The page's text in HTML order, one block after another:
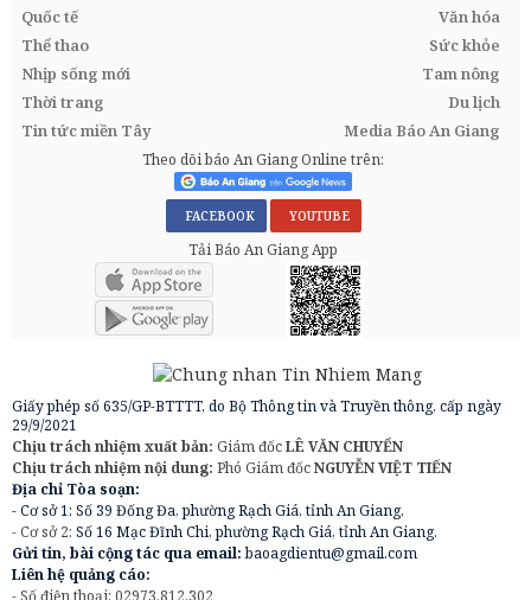
Quốc tế
Văn hóa
Thể thao
Sức khỏe
Nhịp sống mới
Tam nông
Thời trang
Du lịch
Tin tức miền Tây
Media Báo An Giang
Theo dõi báo An Giang Online trên:
FACEBOOK YOUTUBE
Tải Báo An Giang App
Giấy phép số 635/GP-BTTTT, do Bộ Thông tin và Truyền thông, cấp ngày
29/9/2021
Chịu trách nhiệm xuất bản: Giám đốcLÊ VĂN CHUYỂN
Chịu trách nhiệm nội dung: Phó Giám đốcNGUYỄN VIỆT TIẾN
Địa chỉ Tòa soạn:
- Cơ sở 1: Số 39 Đống Đa, phường Rạch Giá, tỉnh An Giang.
- Cơ sở 2: Số 16 Mạc Đĩnh Chi, phường Rạch Giá, tỉnh An Giang.
Gửi tin, bài cộng tác qua email:baoagdientu@gmail.com
Liên hệ quảng cáo: